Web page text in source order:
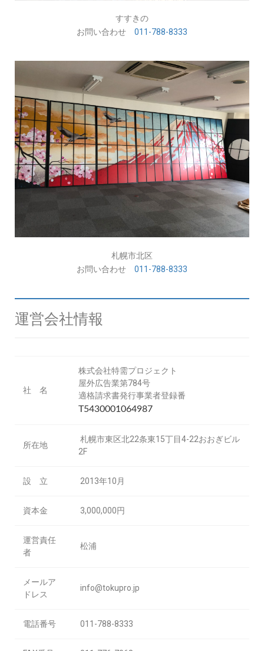
すすきの
お問い合わせ 011-788-8333
札幌市北区
お問い合わせ 011-788-8333
運営会社情報
社 名
株式会社特需プロジェクト
屋外広告業第784号
適格請求書発行事業者登録番
T5430001064987
所在地
札幌市東区北22条東15丁目4-22おおぎビル
2F
設 立 2013年10月
資本金 3,000,000円
運営責任
者
松浦
メールア
ドレス
info@tokupro.jp
電話番号 011-788-8333